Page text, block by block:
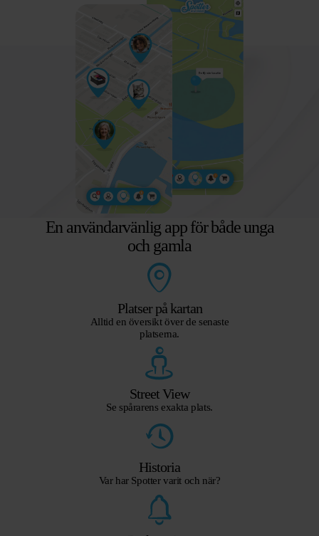
En användarvänlig app för både unga
och gamla
Platser på kartan
Alltid en översikt över de senaste
platserna.
Street View
Se spårarens exakta plats.
Historia
Var har Spotter varit och när?